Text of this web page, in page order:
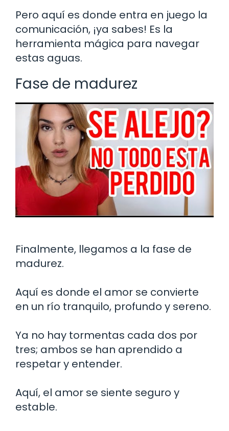
Pero aquí es donde entra en juego la
comunicación, ¡ya sabes! Es la
herramienta mágica para navegar
estas aguas.
Fase de madurez
Finalmente, llegamos a la fase de
madurez.
Aquí es donde el amor se convierte
en un río tranquilo, profundo y sereno.
Ya no hay tormentas cada dos por
tres; ambos se han aprendido a
respetar y entender.
Aquí, el amor se siente seguro y
estable.